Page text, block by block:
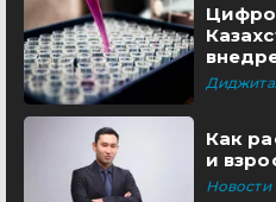
Как
и
Новости